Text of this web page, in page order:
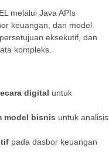
melalui Java APIs
keuangan, dan model
eksekutif, dan
kompleks.
digital untuk
model bisnis untuk analisis
pada dasbor keuangan